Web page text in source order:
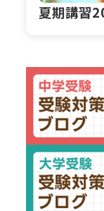
夏期講習